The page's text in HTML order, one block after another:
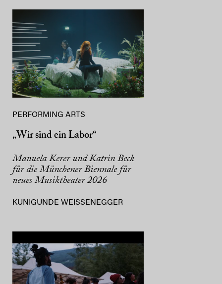
PERFORMING ARTS
„Wir sind ein Labor“
Manuela Kerer und Katrin Beck
für die Münchener Biennale für
neues Musiktheater 2026
KUNIGUNDE WEISSENEGGER